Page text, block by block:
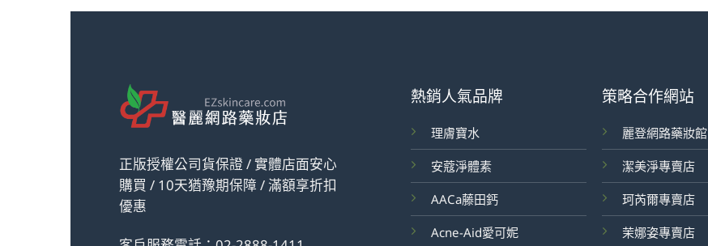
正版授權公司貨保證 / 實體店面安心
購買 / 10天猶豫期保障 / 滿額享折扣
優惠
熱銷人氣品牌
理膚寶水
安蔻淨體素
AACa藤田鈣
Acne-Aid愛可妮
策略合作網站
麗登網路藥妝館
潔美淨專賣店
珂芮爾專賣店
茉娜姿專賣店